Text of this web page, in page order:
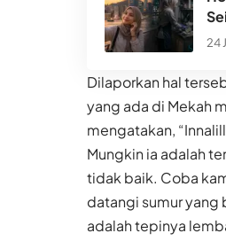
24
Dilaporkan hal
yang ada di Mekah
mengatakan,
Mungkin ia adalah
tidak baik. Coba
datangi sumur yang
adalah tepinya